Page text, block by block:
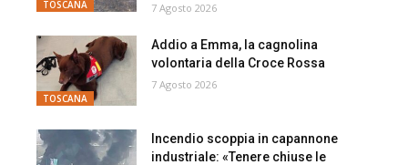
TOSCANA 7 Agosto 2026
TOSCANA
Addio a Emma, la cagnolina
volontaria della Croce Rossa
7 Agosto 2026
Incendio scoppia in capannone
industriale: «Tenere chiuse le